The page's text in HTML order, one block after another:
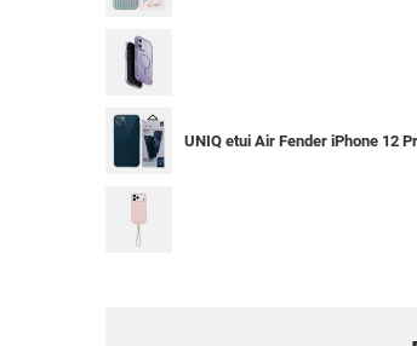
UNIQ etui Air Fender iPhone 12